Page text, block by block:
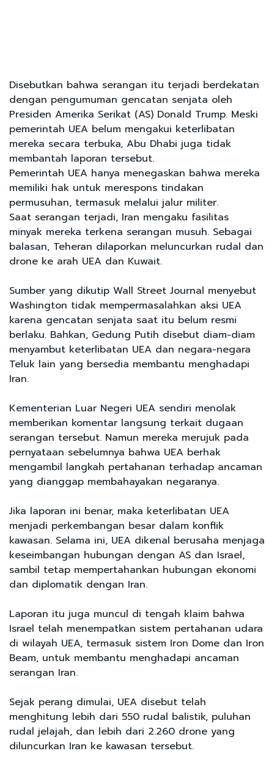
Disebutkan bahwa serangan itu terjadi berdekatan
dengan pengumuman gencatan senjata oleh
Presiden Amerika Serikat (AS) Donald Trump. Meski
pemerintah UEA belum mengakui keterlibatan
mereka secara terbuka, Abu Dhabi juga tidak
membantah laporan tersebut.
Pemerintah UEA hanya menegaskan bahwa mereka
memiliki hak untuk merespons tindakan
permusuhan, termasuk melalui jalur militer.
Saat serangan terjadi, Iran mengaku fasilitas
minyak mereka terkena serangan musuh. Sebagai
balasan, Teheran dilaporkan meluncurkan rudal dan
drone ke arah UEA dan Kuwait.
Sumber yang dikutip Wall Street Journal menyebut
Washington tidak mempermasalahkan aksi UEA
karena gencatan senjata saat itu belum resmi
berlaku. Bahkan, Gedung Putih disebut diam-diam
menyambut keterlibatan UEA dan negara-negara
Teluk lain yang bersedia membantu menghadapi
Iran.
Kementerian Luar Negeri UEA sendiri menolak
memberikan komentar langsung terkait dugaan
serangan tersebut. Namun mereka merujuk pada
pernyataan sebelumnya bahwa UEA berhak
mengambil langkah pertahanan terhadap ancaman
yang dianggap membahayakan negaranya.
Jika laporan ini benar, maka keterlibatan UEA
menjadi perkembangan besar dalam konflik
kawasan. Selama ini, UEA dikenal berusaha menjaga
keseimbangan hubungan dengan AS dan Israel,
sambil tetap mempertahankan hubungan ekonomi
dan diplomatik dengan Iran.
Laporan itu juga muncul di tengah klaim bahwa
Israel telah menempatkan sistem pertahanan udara
di wilayah UEA, termasuk sistem Iron Dome dan Iron
Beam, untuk membantu menghadapi ancaman
serangan Iran.
Sejak perang dimulai, UEA disebut telah
menghitung lebih dari 550 rudal balistik, puluhan
rudal jelajah, dan lebih dari 2.260 drone yang
diluncurkan Iran ke kawasan tersebut.